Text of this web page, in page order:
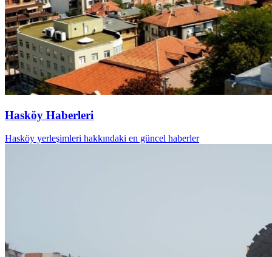
Hasköy Haberleri
Hasköy yerleşimleri hakkındaki en güncel haberler